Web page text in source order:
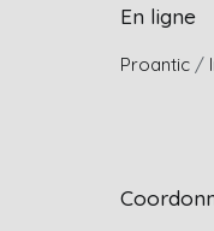
En ligne
Proantic /